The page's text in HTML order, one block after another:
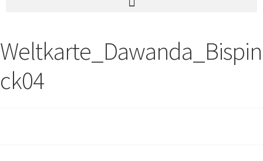
Weltkarte_Dawanda_Bispin
ck04